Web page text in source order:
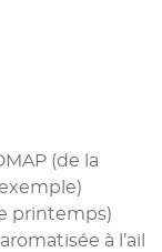
(de la
printemps)
à l’ail